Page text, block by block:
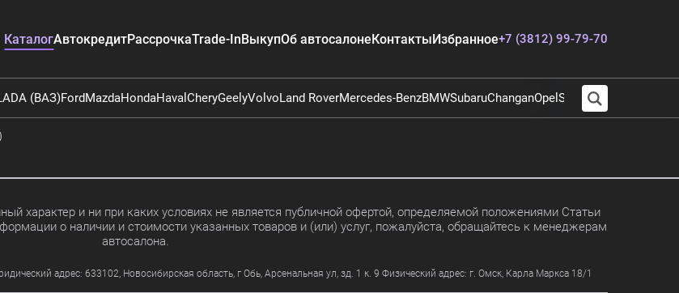
КаталогАвтокредитРассрочкаTrade-InВыкупОб автосалонеКонтактыИзбранное+7 (3812) 99-79-70
(ВАЗ)FordMazdaHondaHaval CheryGeelyVolvoLand RoverMercedes-BenzBMWSubaruChanganOpel SuzukiAudi
характер и ни при каких условиях не является публичной офертой, определяемой положениями Статьи
о наличии и стоимости указанных товаров и (или) услуг, пожалуйста, обращайтесь к менеджерам
автосалона.
адрес: 633102, Новосибирская область, г Обь, Арсенальная ул, зд. 1 к. 9 Физический адрес: г. Омск, Карла Маркса 18/1